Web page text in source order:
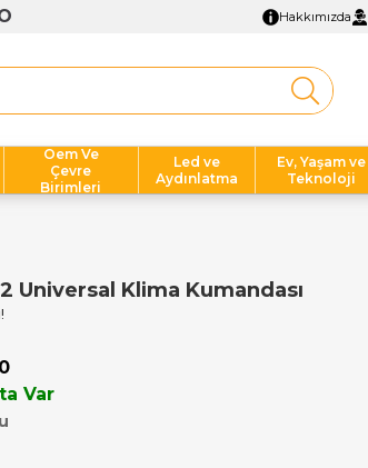
Hakkımızda
Oem Ve
Çevre
Birimleri
Led ve
Aydınlatma
Ev, Yaşam ve
Teknoloji
Universal Klima Kumandası
Var